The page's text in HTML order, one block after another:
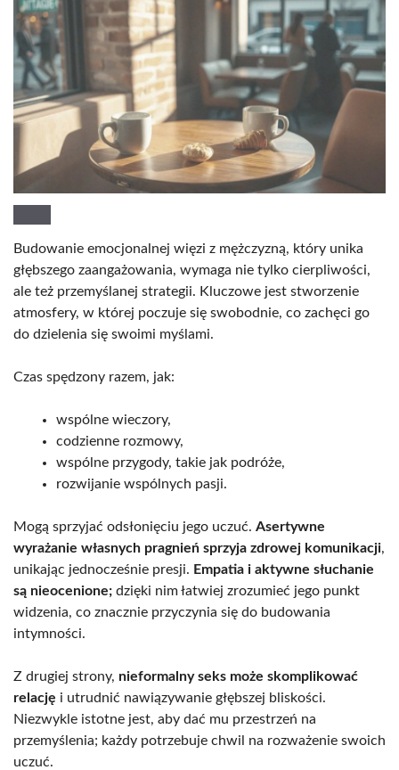
Budowanie emocjonalnej więzi z mężczyzną, który unika
głębszego zaangażowania, wymaga nie tylko cierpliwości,
ale też przemyślanej strategii. Kluczowe jest stworzenie
atmosfery, w której poczuje się swobodnie, co zachęci go
do dzielenia się swoimi myślami.
Czas spędzony razem, jak:
wspólne wieczory,
codzienne rozmowy,
wspólne przygody, takie jak podróże,
rozwijanie wspólnych pasji.
Mogą sprzyjać odsłonięciu jego uczuć. Asertywne
wyrażanie własnych pragnień sprzyja zdrowej komunikacji,
unikając jednocześnie presji. Empatia i aktywne słuchanie
są nieocenione; dzięki nim łatwiej zrozumieć jego punkt
widzenia, co znacznie przyczynia się do budowania
intymności.
Z drugiej strony, nieformalny seks może skomplikować
relację i utrudnić nawiązywanie głębszej bliskości.
Niezwykle istotne jest, aby dać mu przestrzeń na
przemyślenia; każdy potrzebuje chwil na rozważenie swoich
uczuć.